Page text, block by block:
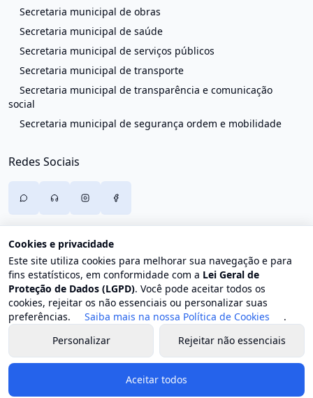
Secretaria municipal de obras
Secretaria municipal de saúde
Secretaria municipal de serviços públicos
Secretaria municipal de transporte
Secretaria municipal de transparência e comunicação
social
Secretaria municipal de segurança ordem e mobilidade
Redes Sociais
© 2026 Prefeitura de Trajano de Moraes. Todos os direitos
reservados.
Cookies e privacidade
Este site utiliza cookies para melhorar sua navegação e para
fins estatísticos, em conformidade com a Lei Geral de
Proteção de Dados (LGPD). Você pode aceitar todos os
cookies, rejeitar os não essenciais ou personalizar suas
preferências.
Saiba mais na nossa Política de Cookies
.
Personalizar
Rejeitar não essenciais
Aceitar todos